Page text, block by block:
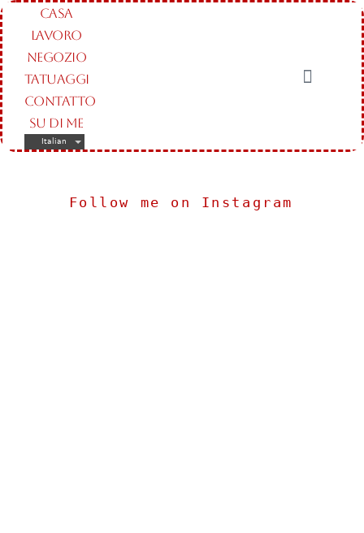
CASA
LAVORO
NEGOZIO
TATUAGGI
CONTATTO
SU DI ME
Italian
Follow me on Instagram